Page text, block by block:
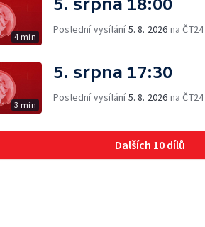
4 min
Poslední vysílání5. 8. 2026 na ČT24
3 min
5. srpna 17:30
Poslední vysílání5. 8. 2026 na ČT24
Dalších 10 dílů